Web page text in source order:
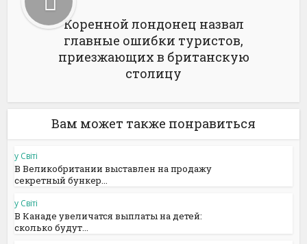
Коренной лондонец назвал
главные ошибки туристов,
приезжающих в британскую
столицу
Вам может также понравиться
у Світі
В Великобритании выставлен на продажу
секретный бункер...
у Світі
В Канаде увеличатся выплаты на детей:
сколько будут...